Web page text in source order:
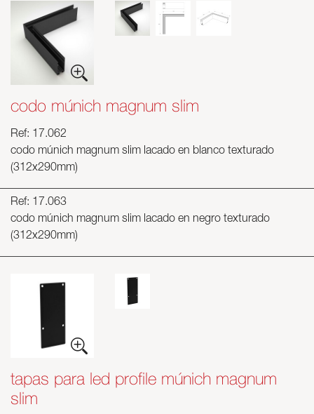
codo múnich magnum slim
Ref: 17.062
codo múnich magnum slim lacado en blanco texturado
(312x290mm)
Ref: 17.063
codo múnich magnum slim lacado en negro texturado
(312x290mm)
tapas para led profile múnich magnum
slim